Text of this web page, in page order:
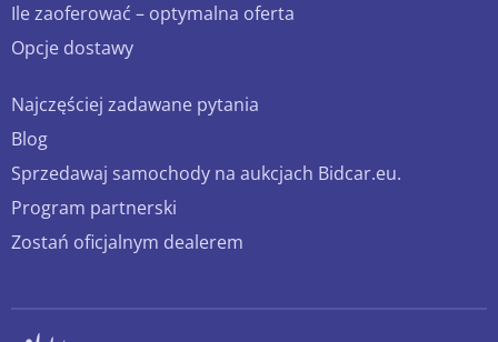
Ile zaoferować – optymalna oferta
Opcje dostawy
Najczęściej zadawane pytania
Blog
Sprzedawaj samochody na aukcjach Bidcar.eu.
Program partnerski
Zostań oficjalnym dealerem